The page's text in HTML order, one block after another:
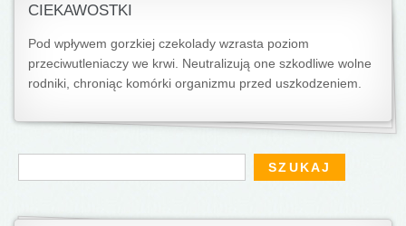
CIEKAWOSTKI
Pod wpływem gorzkiej czekolady wzrasta poziom
przeciwutleniaczy we krwi. Neutralizują one szkodliwe wolne
rodniki, chroniąc komórki organizmu przed uszkodzeniem.
Formularz wyszukiwania
Szukaj